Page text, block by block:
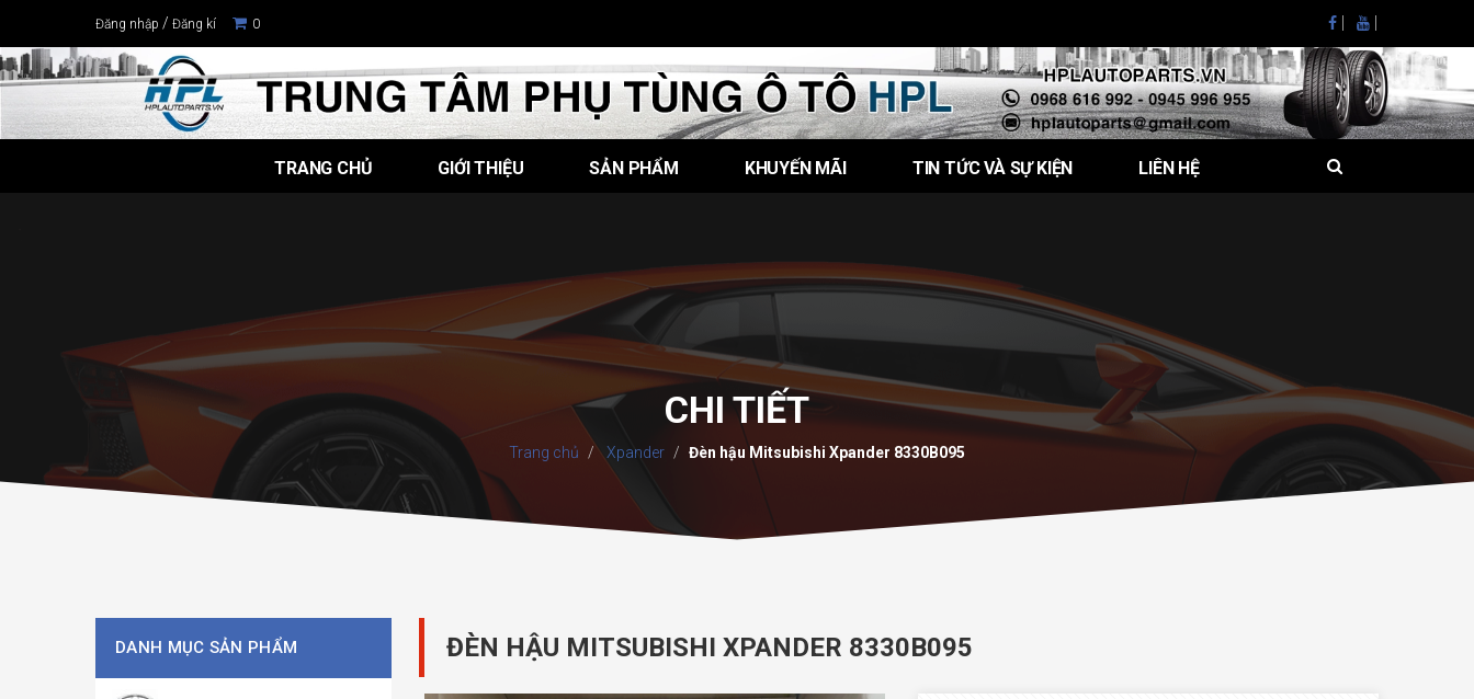
Đăng nhập / Đăng kí 0
TRANG CHỦ GIỚI THIỆU SẢN PHẨM KHUYẾN MÃI TIN TỨC VÀ SỰ KIỆN LIÊN HỆ
CHI TIẾT
Trang chủ Xpander Đèn hậu Mitsubishi Xpander 8330B095
ĐÈN HẬU MITSUBISHI XPANDER 8330B095
DANH MỤC SẢN PHẨM